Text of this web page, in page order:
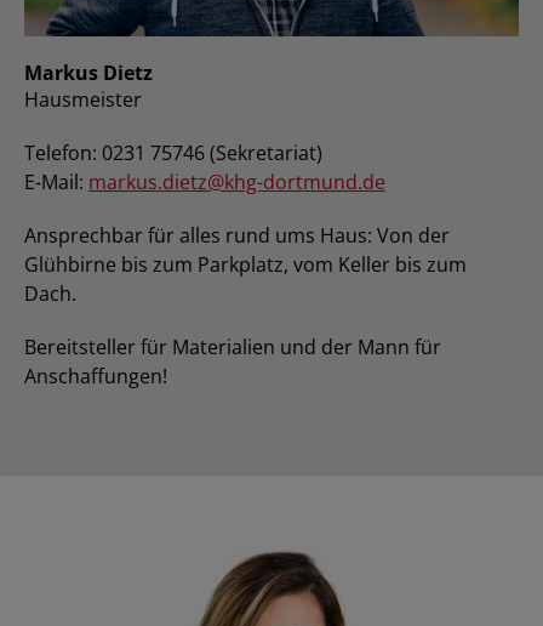
Markus Dietz
Hausmeister
Telefon: 0231 75746 (Sekretariat)
E-Mail: markus.dietz@khg-dortmund.de
Ansprechbar für alles rund ums Haus: Von der
Glühbirne bis zum Parkplatz, vom Keller bis zum
Dach.
Bereitsteller für Materialien und der Mann für
Anschaffungen!